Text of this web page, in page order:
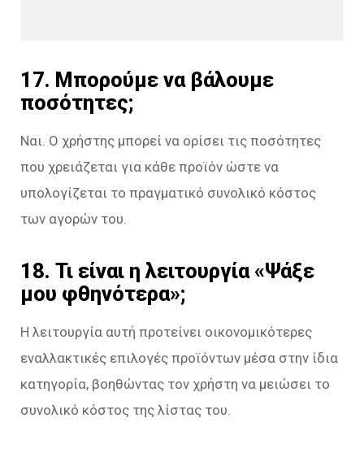
17. Μπορούμε να βάλουμε
ποσότητες;
Ναι. Ο χρήστης μπορεί να ορίσει τις ποσότητες
που χρειάζεται για κάθε προϊόν ώστε να
υπολογίζεται το πραγματικό συνολικό κόστος
των αγορών του.
18. Τι είναι η λειτουργία «Ψάξε
μου φθηνότερα»;
Η λειτουργία αυτή προτείνει οικονομικότερες
εναλλακτικές επιλογές προϊόντων μέσα στην ίδια
κατηγορία, βοηθώντας τον χρήστη να μειώσει το
συνολικό κόστος της λίστας του.